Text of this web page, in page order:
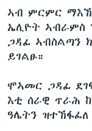
ኣብ ምርምር
ኤሊዮት ኣብራምስ
ጋዳፊ ኣብስልጣን
ይገልፁ።
ሞኣመር ጋዳፊ
እቲ ሰራዊ ጥራሕ
ዓሌትን